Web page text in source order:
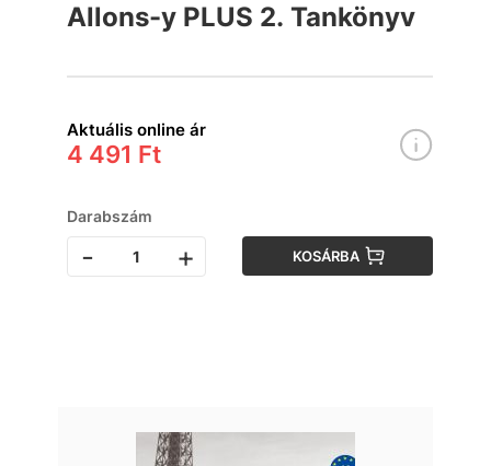
Allons-y PLUS 2. Tankönyv
Aktuális online ár
4 491 Ft
Darabszám
- + KOSÁRBA